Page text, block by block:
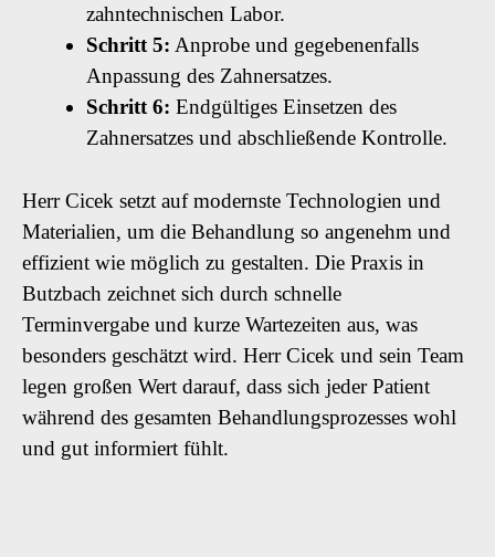
zahntechnischen Labor.
Schritt 5: Anprobe und gegebenenfalls
Anpassung des Zahnersatzes.
Schritt 6: Endgültiges Einsetzen des
Zahnersatzes und abschließende Kontrolle.
Herr Cicek setzt auf modernste Technologien und
Materialien, um die Behandlung so angenehm und
effizient wie möglich zu gestalten. Die Praxis in
Butzbach zeichnet sich durch schnelle
Terminvergabe und kurze Wartezeiten aus, was
besonders geschätzt wird. Herr Cicek und sein Team
legen großen Wert darauf, dass sich jeder Patient
während des gesamten Behandlungsprozesses wohl
und gut informiert fühlt.